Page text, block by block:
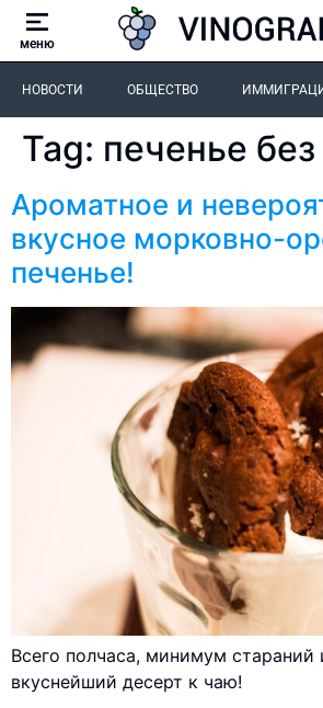
меню
НОВОСТИ ОБЩЕСТВО
Tag: печенье
Ароматное и
вкусное морковно-
печенье!⠀
Всего полчаса, минимум стараний
вкуснейший десерт к чаю!